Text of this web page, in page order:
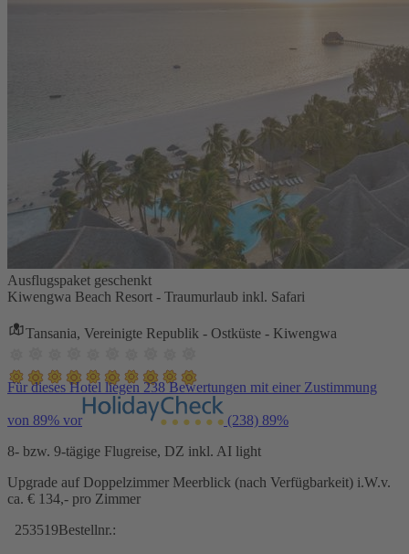
Ausflugspaket geschenkt
Kiwengwa Beach Resort - Traumurlaub inkl. Safari
Tansania, Vereinigte Republik - Ostküste - Kiwengwa
Für dieses Hotel liegen 238 Bewertungen mit einer Zustimmung
von 89% vor (238) 89%
8- bzw. 9-tägige Flugreise, DZ inkl. AI light
Upgrade auf Doppelzimmer Meerblick (nach Verfügbarkeit) i.W.v.
ca. € 134,- pro Zimmer
253519Bestellnr.: